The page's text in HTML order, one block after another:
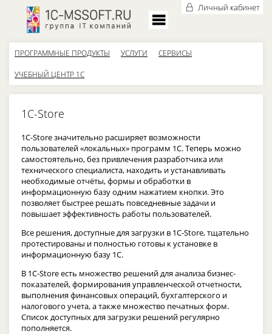
Личный кабинет
ПРОГРАММНЫЕ ПРОДУКТЫ УСЛУГИ СЕРВИСЫ
УЧЕБНЫЙ ЦЕНТР 1С
1С-Store
1С-Store значительно расширяет возможности
пользователей «локальных» программ 1С. Теперь можно
самостоятельно, без привлечения разработчика или
технического специалиста, находить и устанавливать
необходимые отчёты, формы и обработки в
информационную базу одним нажатием кнопки. Это
позволяет быстрее решать повседневные задачи и
повышает эффективность работы пользователей.
Все решения, доступные для загрузки в 1С-Store, тщательно
протестированы и полностью готовы к установке в
информационную базу 1С.
В 1С-Store есть множество решений для анализа бизнес-
показателей, формирования управленческой отчетности,
выполнения финансовых операций, бухгалтерского и
налогового учета, а также множество печатных форм.
Список доступных для загрузки решений регулярно
пополняется.